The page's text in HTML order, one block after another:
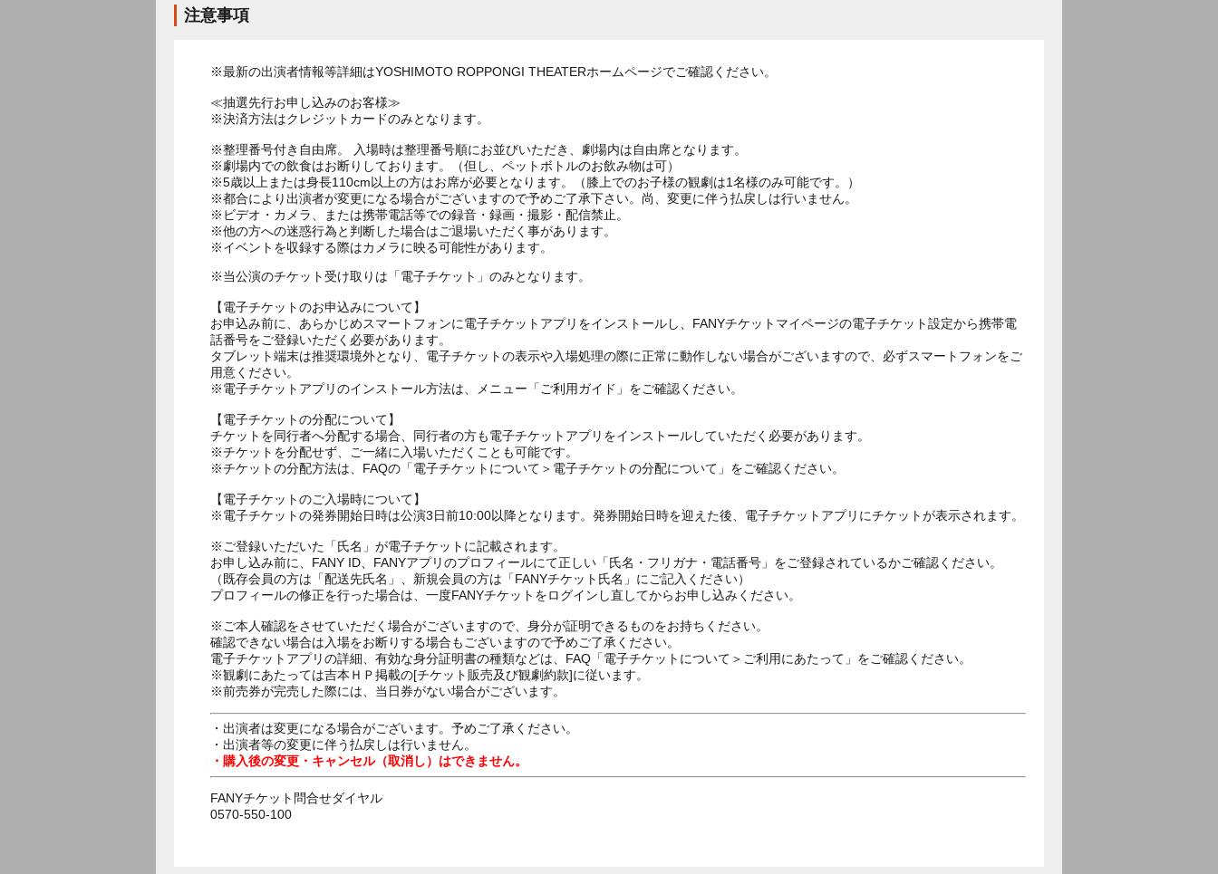
注意事項
※最新の出演者情報等詳細はYOSHIMOTO ROPPONGI THEATERホームページでご確認ください。
≪抽選先行お申し込みのお客様≫
※決済方法はクレジットカードのみとなります。
※整理番号付き自由席。 入場時は整理番号順にお並びいただき、劇場内は自由席となります。
※劇場内での飲食はお断りしております。（但し、ペットボトルのお飲み物は可）
※5歳以上または身長110cm以上の方はお席が必要となります。（膝上でのお子様の観劇は1名様のみ可能です。）
※都合により出演者が変更になる場合がございますので予めご了承下さい。尚、変更に伴う払戻しは行いません。
※ビデオ・カメラ、または携帯電話等での録音・録画・撮影・配信禁止。
※他の方への迷惑行為と判断した場合はご退場いただく事があります。
※イベントを収録する際はカメラに映る可能性があります。
※当公演のチケット受け取りは「電子チケット」のみとなります。
【電子チケットのお申込みについて】
お申込み前に、あらかじめスマートフォンに電子チケットアプリをインストールし、FANYチケットマイページの電子チケット設定から携帯電
話番号をご登録いただく必要があります。
タブレット端末は推奨環境外となり、電子チケットの表示や入場処理の際に正常に動作しない場合がございますので、必ずスマートフォンをご
用意ください。
※電子チケットアプリのインストール方法は、メニュー「ご利用ガイド」をご確認ください。
【電子チケットの分配について】
チケットを同行者へ分配する場合、同行者の方も電子チケットアプリをインストールしていただく必要があります。
※チケットを分配せず、ご一緒に入場いただくことも可能です。
※チケットの分配方法は、FAQの「電子チケットについて＞電子チケットの分配について」をご確認ください。
【電子チケットのご入場時について】
※電子チケットの発券開始日時は公演3日前10:00以降となります。発券開始日時を迎えた後、電子チケットアプリにチケットが表示されます。
※ご登録いただいた「氏名」が電子チケットに記載されます。
お申し込み前に、FANY ID、FANYアプリのプロフィールにて正しい「氏名・フリガナ・電話番号」をご登録されているかご確認ください。
（既存会員の方は「配送先氏名」、新規会員の方は「FANYチケット氏名」にご記入ください）
プロフィールの修正を行った場合は、一度FANYチケットをログインし直してからお申し込みください。
※ご本人確認をさせていただく場合がございますので、身分が証明できるものをお持ちください。
確認できない場合は入場をお断りする場合もございますので予めご了承ください。
電子チケットアプリの詳細、有効な身分証明書の種類などは、FAQ「電子チケットについて＞ご利用にあたって」をご確認ください。
※観劇にあたっては吉本ＨＰ掲載の[チケット販売及び観劇約款]に従います。
※前売券が完売した際には、当日券がない場合がございます。
・出演者は変更になる場合がございます。予めご了承ください。
・出演者等の変更に伴う払戻しは行いません。
・購入後の変更・キャンセル（取消し）はできません。
FANYチケット問合せダイヤル
0570-550-100